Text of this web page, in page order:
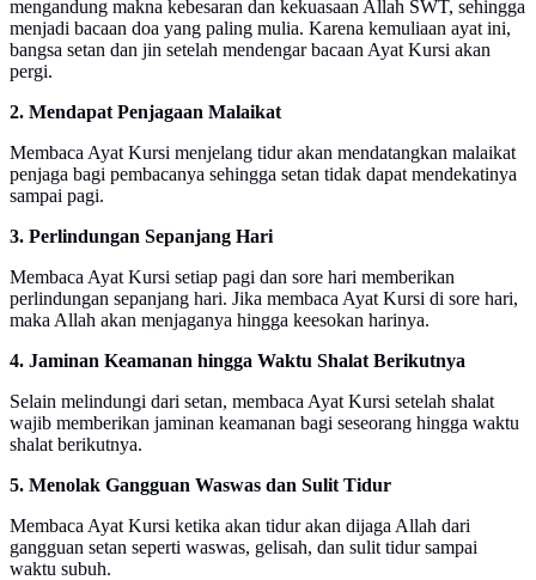
mengandung makna kebesaran dan kekuasaan Allah SWT, sehingga
menjadi bacaan doa yang paling mulia. Karena kemuliaan ayat ini,
bangsa setan dan jin setelah mendengar bacaan Ayat Kursi akan
pergi.
2. Mendapat Penjagaan Malaikat
Membaca Ayat Kursi menjelang tidur akan mendatangkan malaikat
penjaga bagi pembacanya sehingga setan tidak dapat mendekatinya
sampai pagi.
3. Perlindungan Sepanjang Hari
Membaca Ayat Kursi setiap pagi dan sore hari memberikan
perlindungan sepanjang hari. Jika membaca Ayat Kursi di sore hari,
maka Allah akan menjaganya hingga keesokan harinya.
4. Jaminan Keamanan hingga Waktu Shalat Berikutnya
Selain melindungi dari setan, membaca Ayat Kursi setelah shalat
wajib memberikan jaminan keamanan bagi seseorang hingga waktu
shalat berikutnya.
5. Menolak Gangguan Waswas dan Sulit Tidur
Membaca Ayat Kursi ketika akan tidur akan dijaga Allah dari
gangguan setan seperti waswas, gelisah, dan sulit tidur sampai
waktu subuh.